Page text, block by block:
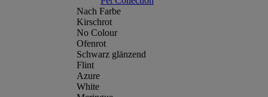
Nach Farbe
Kirschrot
No Colour
Ofenrot
Schwarz glänzend
Flint
Azure
White